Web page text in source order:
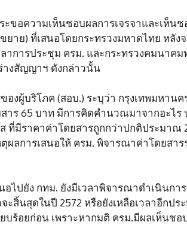
ขอความเห็นชอบผลการเจรจาและเห็น
าย) ที่เสนอโดยกระทรวงมหาดไทย หลัง
าการประชุม ครม. และกระทรวงคมนาค
างสัญญาฯ ดังกล่าวนั้น
องผู้บริโภค (สอบ.) ระบุว่า กรุงเทพมหาน
าร 65 บาท มีการคิดคำนวณมาจากอะไร
ที่มีราคาค่าโดยสารถูกกว่าปกติประมาณ
ผลการเสนอให้ ครม. พิจารณาค่าโดยสา
ไปยัง กทม. ยังมีเวลาพิจารณาดำเนินกา
สิ้นสุดในปี 2572 หรือยังเหลือเวลาอีกปร
บร้อยก่อน เพราะหากมติ ครม.มีผลเห็นช